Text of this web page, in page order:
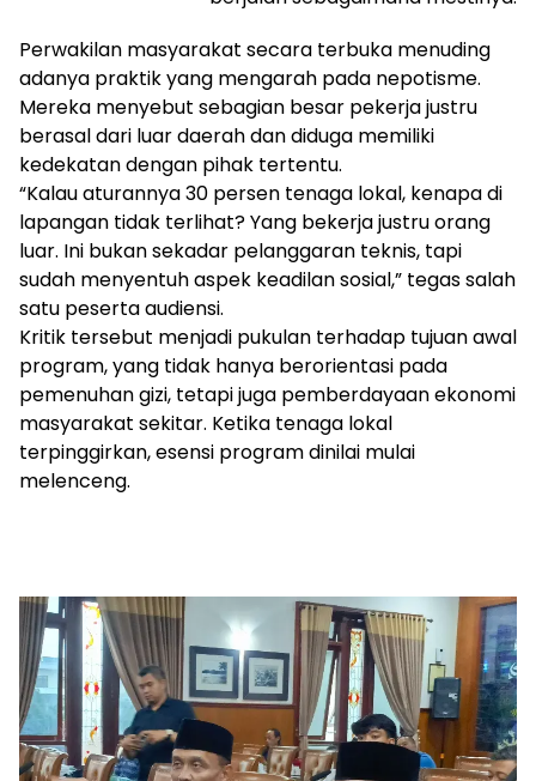
Perwakilan masyarakat secara terbuka menuding
adanya praktik yang mengarah pada nepotisme.
Mereka menyebut sebagian besar pekerja justru
berasal dari luar daerah dan diduga memiliki
kedekatan dengan pihak tertentu.
“Kalau aturannya 30 persen tenaga lokal, kenapa di
lapangan tidak terlihat? Yang bekerja justru orang
luar. Ini bukan sekadar pelanggaran teknis, tapi
sudah menyentuh aspek keadilan sosial,” tegas salah
satu peserta audiensi.
Kritik tersebut menjadi pukulan terhadap tujuan awal
program, yang tidak hanya berorientasi pada
pemenuhan gizi, tetapi juga pemberdayaan ekonomi
masyarakat sekitar. Ketika tenaga lokal
terpinggirkan, esensi program dinilai mulai
melenceng.